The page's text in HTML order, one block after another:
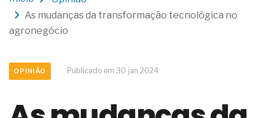
As causas médicas da queda dos cabelos ou
hidráulicas de concreto de obras
O desenvolvimento de indicadores nas atividades
As mudanças da transformação tecnológica no
agronegócio
OPINIÃO Publicado em 30 jan 2024